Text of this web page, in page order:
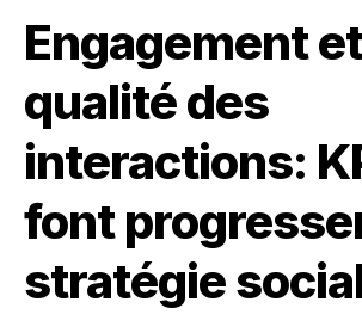
Engagement et
qualité des
interactions:
font
stratégie